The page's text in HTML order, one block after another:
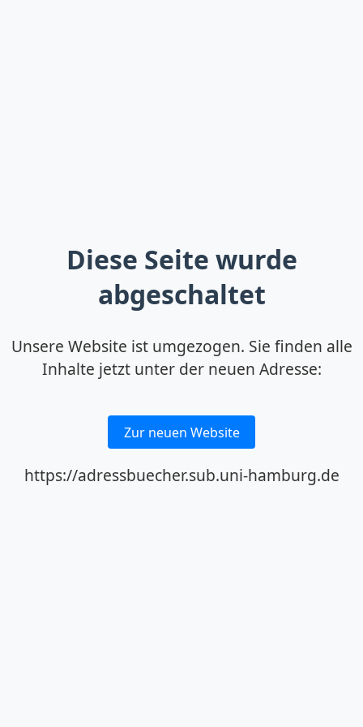
Diese Seite wurde
abgeschaltet
Unsere Website ist umgezogen. Sie finden alle
Inhalte jetzt unter der neuen Adresse:
Zur neuen Website
https://adressbuecher.sub.uni-hamburg.de